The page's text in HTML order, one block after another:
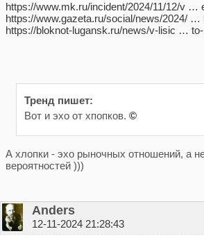
https://www.mk.ru/incident/2024/11/12/v …
https://www.gazeta.ru/social/news/2024/ …
https://bloknot-lugansk.ru/news/v-lisic …
Тренд пишет:
Вот и эхо от хпопков. ©
А хлопки - эхо рыночных отношений, а
вероятностей )))
Anders
12-11-2024 21:28:43